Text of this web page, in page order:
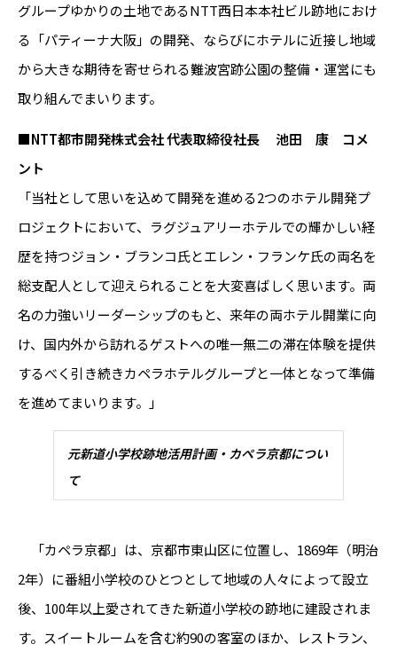
グループゆかりの土地であるNTT西日本本社ビル跡地におけ
る「パティーナ大阪」の開発、ならびにホテルに近接し地域
から大きな期待を寄せられる難波宮跡公園の整備・運営にも
取り組んでまいります。
■NTT都市開発株式会社 代表取締役社長 池田 康 コメ
ント
「当社として思いを込めて開発を進める2つのホテル開発プ
ロジェクトにおいて、ラグジュアリーホテルでの輝かしい経
歴を持つジョン・ブランコ氏とエレン・フランケ氏の両名を
総支配人として迎えられることを大変喜ばしく思います。両
名の力強いリーダーシップのもと、来年の両ホテル開業に向
け、国内外から訪れるゲストへの唯一無二の滞在体験を提供
するべく引き続きカペラホテルグループと一体となって準備
を進めてまいります。」
元新道小学校跡地活用計画・カペラ京都につい
て
「カペラ京都」は、京都市東山区に位置し、1869年（明治
2年）に番組小学校のひとつとして地域の人々によって設立
後、100年以上愛されてきた新道小学校の跡地に建設されま
す。スイートルームを含む約90の客室のほか、レストラン、